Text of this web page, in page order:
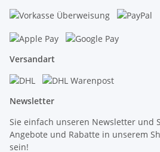
Versandart
Newsletter
Sie einfach unseren Newsletter und
Angebote und Rabatte in unserem
sein!